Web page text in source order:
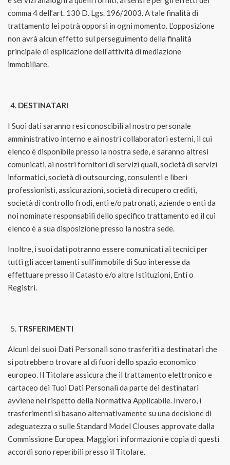
comma 4 dell’art. 130 D. Lgs. 196/2003. A tale finalità di
trattamento lei potrà opporsi in ogni momento. L’opposizione
non avrà alcun effetto sul perseguimento della finalità
principale di esplicazione dell’attività di mediazione
immobiliare.
DESTINATARI
I Suoi dati saranno resi conoscibili al nostro personale
amministrativo interno e ai nostri collaboratori esterni, il cui
elenco è disponibile presso la nostra sede, e saranno altresì
comunicati, ai nostri fornitori di servizi quali, società di servizi
informatici, società di outsourcing, consulenti e liberi
professionisti, assicurazioni, società di recupero crediti,
società di controllo frodi, enti e/o patronati, aziende o enti da
noi nominate responsabili dello specifico trattamento ed il cui
elenco è a sua disposizione presso la nostra sede.
Inoltre, i suoi dati potranno essere comunicati ai tecnici per
tutti gli accertamenti sull’immobile di Suo interesse da
effettuare presso il Catasto e/o altre Istituzioni, Enti o
Registri.
TRSFERIMENTI
Alcuni dei suoi Dati Personali sono trasferiti a destinatari che
si potrebbero trovare al di fuori dello spazio economico
europeo. Il Titolare assicura che il trattamento elettronico e
cartaceo dei Tuoi Dati Personali da parte dei destinatari
avviene nel rispetto della Normativa Applicabile. Invero, i
trasferimenti si basano alternativamente su una decisione di
adeguatezza o sulle Standard Model Clouses approvate dalla
Commissione Europea. Maggiori informazioni e copia di questi
accordi sono reperibili presso il Titolare.